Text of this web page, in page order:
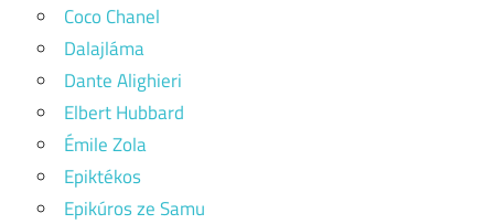
Coco Chanel
Dalajláma
Dante Alighieri
Elbert Hubbard
Émile Zola
Epiktékos
Epikúros ze Samu